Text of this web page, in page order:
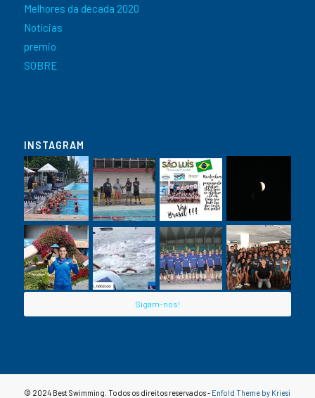
Melhores da década 2020
Notícias
premio
SOBRE
INSTAGRAM
Sigam-nos!
© 2024 Best Swimming. Todos os direitos reservados - Enfold Theme by Kriesi